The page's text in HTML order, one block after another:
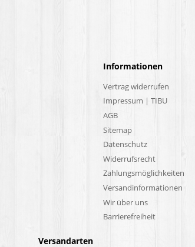
Informationen
Vertrag widerrufen
Impressum | TIBU
AGB
Sitemap
Datenschutz
Widerrufsrecht
Zahlungsmöglichkeiten
Versandinformationen
Wir über uns
Barrierefreiheit
Versandarten